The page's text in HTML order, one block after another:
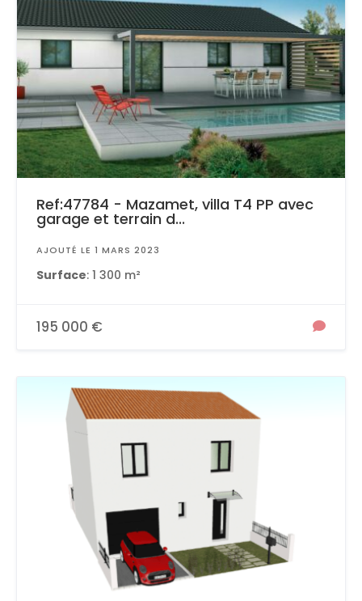
Ref:47784 - Mazamet, villa T4 PP avec
garage et terrain d...
AJOUTÉ LE 1 MARS 2023
Surface: 1 300 m²
195 000 €